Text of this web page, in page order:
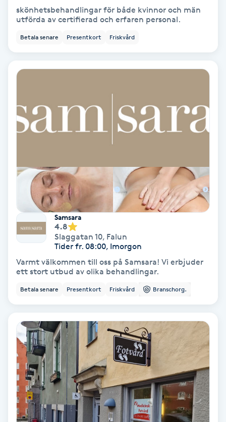
Skäggfärgning
Skäggtrimmning
Skönhet
Slingor
Spa manikyr & pedikyr
Spa-pedikyr
Spraytan
Stylist
Sugaring
Svensk massage
Svettbehandling
skönhetsbehandlingar för både kvinnor och män
utförda av certifierad och erfaren personal.
Betala senare Presentkort Friskvård
Samsara
4.8
Slaggatan 10, Falun
Tider fr. 08:00, Imorgon
Varmt välkommen till oss på Samsara! Vi erbjuder
ett stort utbud av olika behandlingar.
Betala senare Presentkort Friskvård Branschorg.